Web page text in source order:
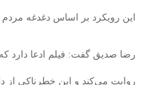
این رویکرد بر اساس دغدغه مردم
رضا صدیق گفت: فیلم ادعا دارد
روایت می‌کند و این خطرناکی